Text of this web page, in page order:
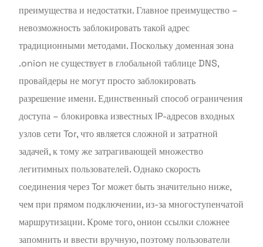
преимущества и недостатки. Главное преимущество –
невозможность заблокировать такой адрес
традиционными методами. Поскольку доменная зона
.onion не существует в глобальной таблице DNS,
провайдеры не могут просто заблокировать
разрешение имени. Единственный способ ограничения
доступа – блокировка известных IP-адресов входных
узлов сети Tor, что является сложной и затратной
задачей, к тому же затрагивающей множество
легитимных пользователей. Однако скорость
соединения через Tor может быть значительно ниже,
чем при прямом подключении, из-за многоступенчатой
маршрутизации. Кроме того, онион ссылки сложнее
запомнить и ввести вручную, поэтому пользователи